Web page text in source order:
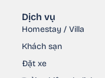
Dịch vụ
Homestay / Villa
Khách sạn
Đặt xe